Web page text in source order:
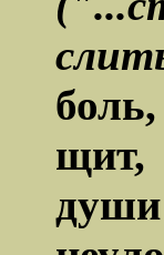
щит,